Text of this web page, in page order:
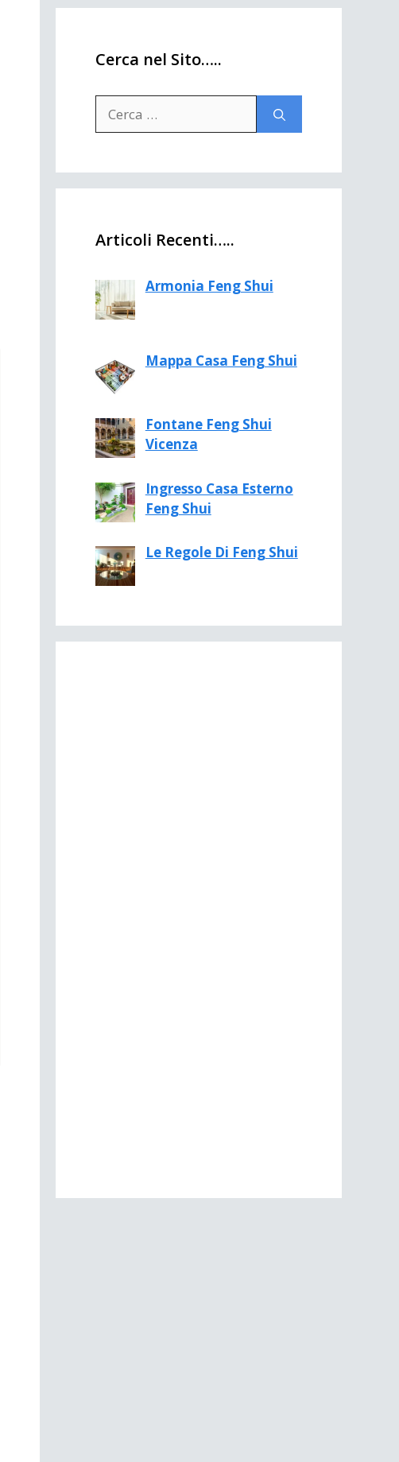
Cerca nel Sito…..
per:
Articoli Recenti…..
Armonia Feng Shui
Mappa Casa Feng Shui
Fontane Feng Shui
Vicenza
Ingresso Casa Esterno
Feng Shui
Le Regole Di Feng Shui